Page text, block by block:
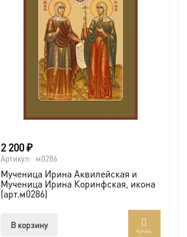
2 200₽
Артикул: м0286
Мученица Ирина Аквилейская и
Мученица Ирина Коринфская, икона
(арт.м0286)
В корзину
Купить